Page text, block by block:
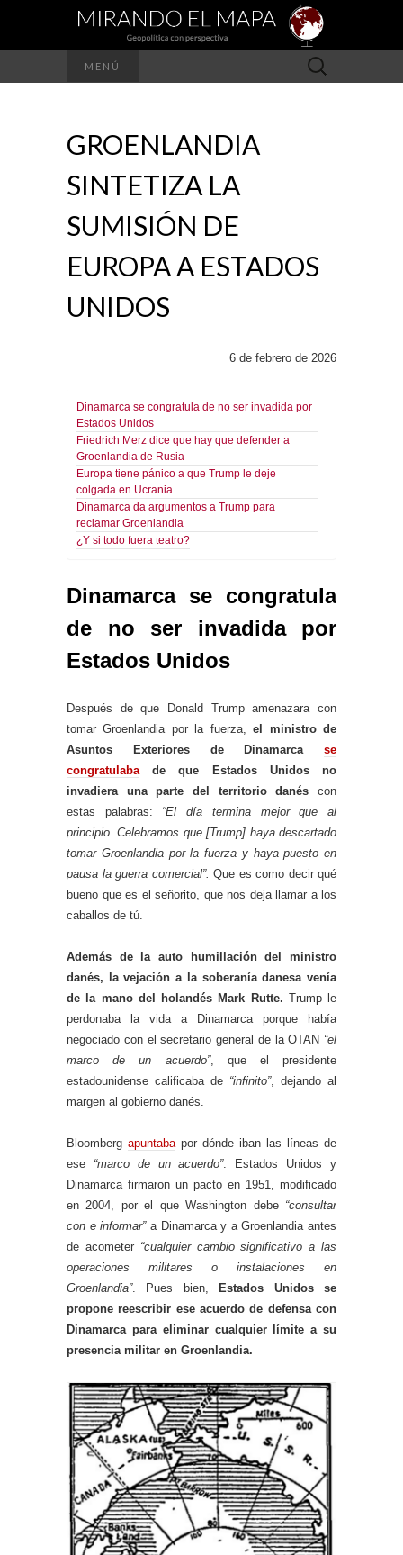
MENÚ Buscar:
GROENLANDIA
SINTETIZA LA
SUMISIÓN DE
EUROPA A ESTADOS
UNIDOS
6 de febrero de 2026
Dinamarca se congratula de no ser invadida por
Estados Unidos
Friedrich Merz dice que hay que defender a
Groenlandia de Rusia
Europa tiene pánico a que Trump le deje
colgada en Ucrania
Dinamarca da argumentos a Trump para
reclamar Groenlandia
¿Y si todo fuera teatro?
Dinamarca se congratula
de no ser invadida por
Estados Unidos
Después de que Donald Trump amenazara con
tomar Groenlandia por la fuerza,el ministro de
Asuntos Exteriores de Dinamarca se
congratulaba de que Estados Unidos no
invadiera una parte del territorio danés con
estas palabras: “El día termina mejor que al
principio. Celebramos que [Trump] haya descartado
tomar Groenlandia por la fuerza y ​​haya puesto en
pausa la guerra comercial”. Que es como decir qué
bueno que es el señorito, que nos deja llamar a los
caballos de tú.
Además de la auto humillación del ministro
danés, la vejación a la soberanía danesa venía
de la mano del holandés Mark Rutte. Trump le
perdonaba la vida a Dinamarca porque había
negociado con el secretario general de la OTAN “el
marco de un acuerdo”, que el presidente
estadounidense calificaba de “infinito”, dejando al
margen al gobierno danés.
Bloomberg apuntaba por dónde iban las líneas de
ese “marco de un acuerdo”. Estados Unidos y
Dinamarca firmaron un pacto en 1951, modificado
en 2004, por el que Washington debe “consultar
con e informar”a Dinamarca y a Groenlandia antes
de acometer “cualquier cambio significativo a las
operaciones militares o instalaciones en
Groenlandia”. Pues bien,
Estados Unidos se
propone reescribir ese acuerdo de defensa con
Dinamarca para eliminar cualquier límite a su
presencia militar en Groenlandia.